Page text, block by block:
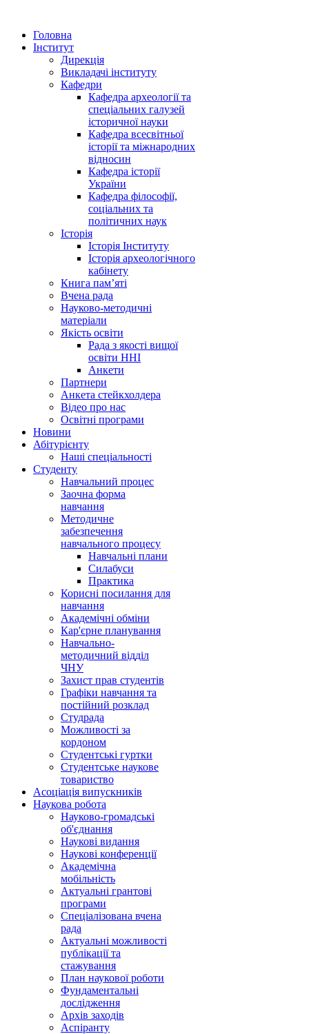
Головна
Інститут
Дирекція
Викладачі інституту
Кафедри
Кафедра археології та
спеціальних галузей
історичної науки
Кафедра всесвітньої
історії та міжнародних
відносин
Кафедра історії
України
Кафедра філософії,
соціальних та
політичних наук
Історія
Історія Інституту
Історія археологічного
кабінету
Книга памʼяті
Вчена рада
Науково-методичні
матеріали
Якість освіти
Рада з якості вищої
освіти ННІ
Анкети
Партнери
Анкета стейкхолдера
Відео про нас
Освітні програми
Hовини
Абітурієнту
Наші спеціальності
Студенту
Навчальний процес
Заочна форма
навчання
Методичне
забезпечення
навчального процесу
Навчальні плани
Силабуси
Практика
Корисні посилання для
навчання
Академічні обміни
Кар'єрне планування
Навчально-
методичний відділ
ЧНУ
Захист прав студентів
Графіки навчання та
постійний розклад
Студрада
Можливості за
кордоном
Студентські гуртки
Студентське наукове
товариство
Асоціація випускників
Наукова робота
Науково-громадські
об'єднання
Наукові видання
Наукові конференції
Академічна
мобільність
Актуальні грантові
програми
Спеціалізована вчена
рада
Актуальні можливості
публікації та
стажування
План наукової роботи
Фундаментальні
дослідження
Архів заходів
Аспіранту